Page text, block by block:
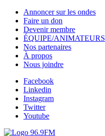
Annoncer sur les ondes
Faire un don
Devenir membre
ÉQUIPE/ANIMATEURS
Nos partenaires
À propos
Nous joindre
Facebook
Linkedin
Instagram
Twitter
Youtube